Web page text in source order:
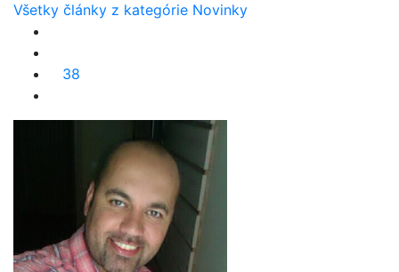
Všetky články z kategórie Novinky
38